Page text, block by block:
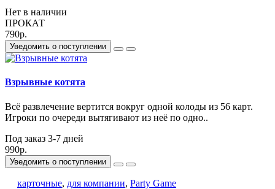
Нет в наличии
ПРОКАТ
790р.
Уведомить о поступлении
Взрывные котята
Всё развлечение вертится вокруг одной колоды из 56 карт.
Игроки по очереди вытягивают из неё по одно..
Под заказ 3-7 дней
990р.
Уведомить о поступлении
карточные, для компании, Party Game